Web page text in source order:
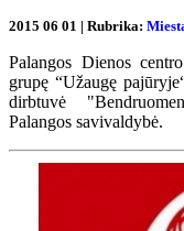
2015 06 01 | Rubrika:
Palangos Dienos
grupę “Užaugę
dirbtuvė
Palangos savivaldybė.